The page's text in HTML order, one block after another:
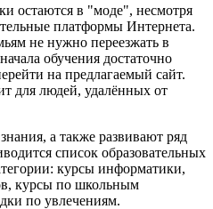
остаются в "моде", несмотря
платформы Интернета.
не нужно переезжать в
обучения достаточно
на предлагаемый сайт.
для людей, удалённых от
а также развивают ряд
список образовательных
курсы информатики,
курсы по школьным
по увлечениям.